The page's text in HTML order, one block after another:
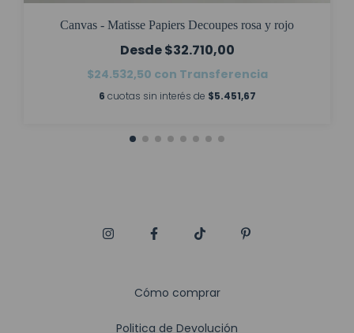
Canvas - Matisse Papiers Decoupes rosa y rojo
$32.710,00
$24.532,50 con Transferencia
6 cuotas sin interés de $5.451,67
Cómo comprar
Politica de Devolución